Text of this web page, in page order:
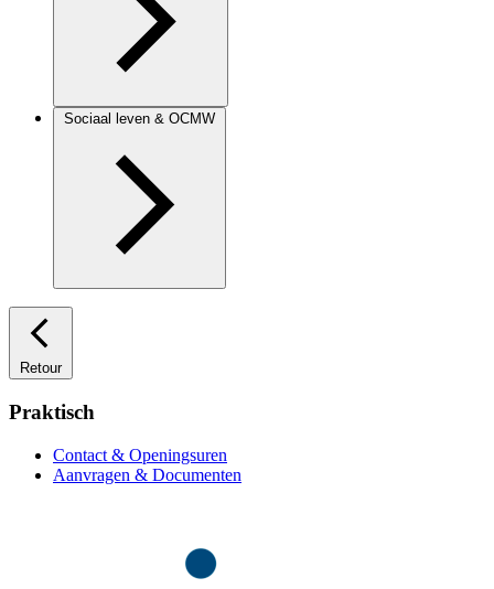
Sociaal leven & OCMW
Retour
Praktisch
Contact & Openingsuren
Aanvragen & Documenten